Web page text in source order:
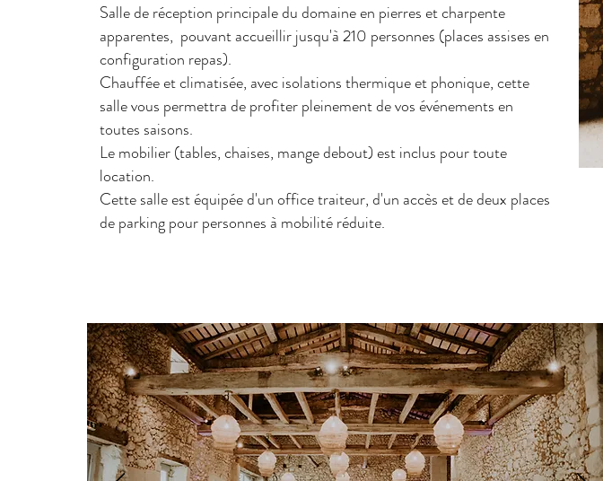
Salle de réception principale du domaine en pierres et charpente
apparentes, pouvant accueillir jusqu'à 210 personnes (places assises en
configuration repas).
Chauffée et climatisée, avec isolations thermique et phonique, cette
salle vous permettra de profiter pleinement de vos événements en
toutes saisons.
Le mobilier (tables, chaises, mange debout) est inclus pour toute
location.
Cette salle est équipée d'un office traiteur, d'un accès et de deux places
de parking pour personnes à mobilité réduite.